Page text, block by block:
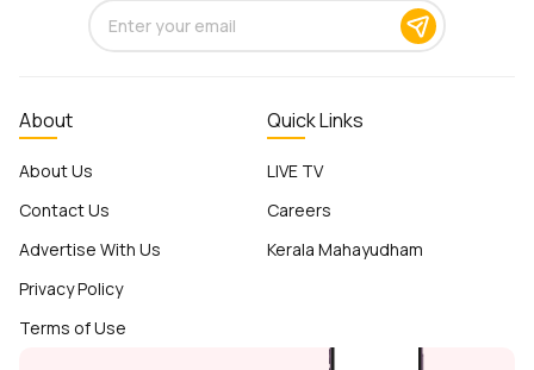
About
About Us
Contact Us
Advertise With Us
Privacy Policy
Terms of Use
Quick Links
LIVE TV
Careers
Kerala Mahayudham